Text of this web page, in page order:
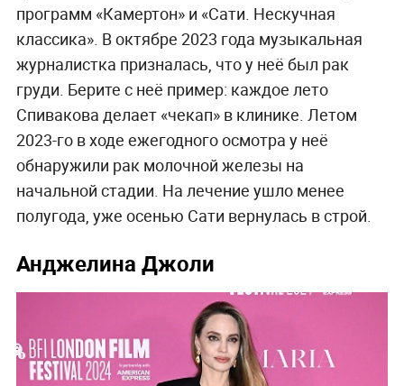
программ «Камертон» и «Сати. Нескучная
классика». В октябре 2023 года музыкальная
журналистка призналась, что у неё был рак
груди. Берите с неё пример: каждое лето
Спивакова делает «чекап» в клинике. Летом
2023-го в ходе ежегодного осмотра у неё
обнаружили рак молочной железы на
начальной стадии. На лечение ушло менее
полугода, уже осенью Сати вернулась в строй.
Анджелина Джоли